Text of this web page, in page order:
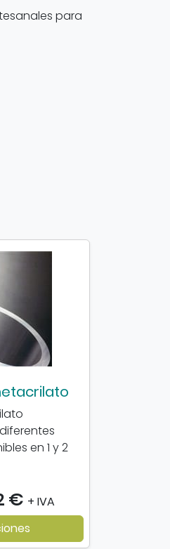
para
en 1 y 2
€ + IVA